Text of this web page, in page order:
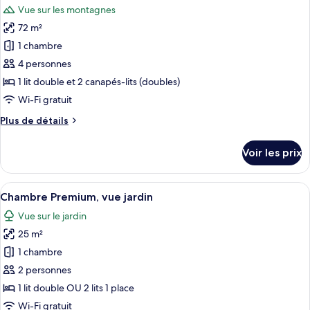
Pool
View)
Chambre
Exécutive,
vue
jardin
&
Pool
View)
les
photos
pour
ce
type
de
chambre :
Bungalow
Vue sur les montagnes
72 m²
1 chambre
4 personnes
1 lit double et 2 canapés-lits (doubles)
Wi-Fi gratuit
Plus de détails
Plus
le
type
de
chambre
Bungalow
Voir les prix
Afficher
toutes
les
photos
pour
ce
type
de
Une chambre d’hôtel moderne
6
Chambre Premium, vue jardin
Vue sur le jardin
25 m²
1 chambre
2 personnes
1 lit double OU 2 lits 1 place
Wi-Fi gratuit